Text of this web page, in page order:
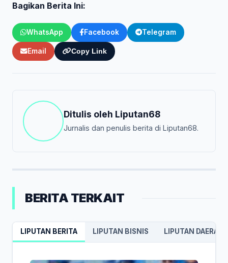
Bagikan Berita Ini:
WhatsApp Facebook Telegram
Email Copy Link
Ditulis oleh Liputan68
Jurnalis dan penulis berita di Liputan68.
BERITA TERKAIT
LIPUTAN BERITA LIPUTAN BISNIS LIPUTAN DAERAH